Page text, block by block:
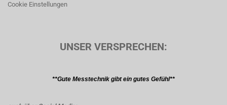
Cookie Einstellungen
UNSER VERSPRECHEN:
**Gute Messtechnik gibt ein gutes Gefühl**